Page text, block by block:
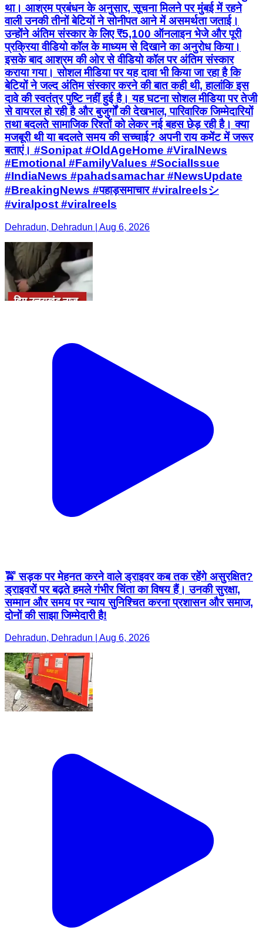
था। आश्रम प्रबंधन के अनुसार, सूचना मिलने पर मुंबई में रहने
वाली उनकी तीनों बेटियों ने सोनीपत आने में असमर्थता जताई।
उन्होंने अंतिम संस्कार के लिए ₹5,100 ऑनलाइन भेजे और पूरी
प्रक्रिया वीडियो कॉल के माध्यम से दिखाने का अनुरोध किया।
इसके बाद आश्रम की ओर से वीडियो कॉल पर अंतिम संस्कार
कराया गया। सोशल मीडिया पर यह दावा भी किया जा रहा है कि
बेटियों ने जल्द अंतिम संस्कार करने की बात कही थी, हालांकि इस
दावे की स्वतंत्र पुष्टि नहीं हुई है। यह घटना सोशल मीडिया पर तेजी
से वायरल हो रही है और बुजुर्गों की देखभाल, पारिवारिक जिम्मेदारियों
तथा बदलते सामाजिक रिश्तों को लेकर नई बहस छेड़ रही है। क्या
मजबूरी थी या बदलते समय की सच्चाई? अपनी राय कमेंट में जरूर
बताएं। #Sonipat #OldAgeHome #ViralNews
#Emotional #FamilyValues #SocialIssue
#IndiaNews #pahadsamachar #NewsUpdate
#BreakingNews #पहाड़समाचार #viralreelsシ
#viralpost #viralreels
Dehradun, Dehradun | Aug 6, 2026
🚖 सड़क पर मेहनत करने वाले ड्राइवर कब तक रहेंगे असुरक्षित?
ड्राइवरों पर बढ़ते हमले गंभीर चिंता का विषय हैं। उनकी सुरक्षा,
सम्मान और समय पर न्याय सुनिश्चित करना प्रशासन और समाज,
दोनों की साझा जिम्मेदारी है!
Dehradun, Dehradun | Aug 6, 2026